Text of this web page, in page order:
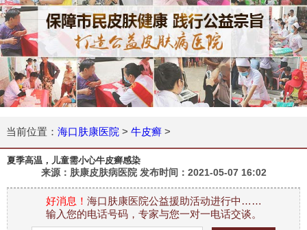
当前位置： 海口肤康医院 > 牛皮癣>
夏季高温，儿童需小心牛皮癣感染
来源：肤康皮肤病医院 发布时间： 2021-05-07 16:02
好消息！ 海口肤康医院公益援助活动进行中……
输入您的电话号码，专家与您一对一电话交谈。